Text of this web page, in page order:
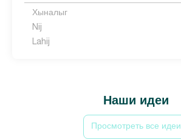
Хыналыг
Nij
Lahij
Наши идеи
Просмотреть все идеи